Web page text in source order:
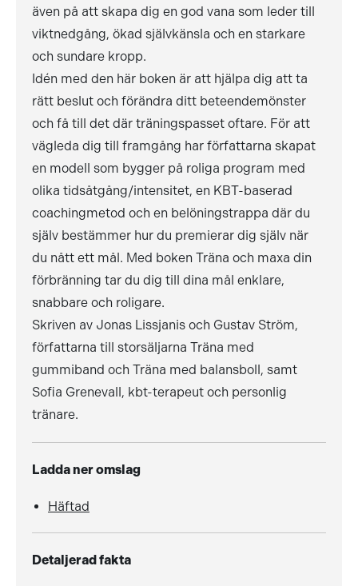
även på att skapa dig en god vana som leder till
viktnedgång, ökad självkänsla och en starkare
och sundare kropp.
Idén med den här boken är att hjälpa dig att ta
rätt beslut och förändra ditt beteendemönster
och få till det där träningspasset oftare. För att
vägleda dig till framgång har författarna skapat
en modell som bygger på roliga program med
olika tidsåtgång/intensitet, en KBT-baserad
coachingmetod och en belöningstrappa där du
själv bestämmer hur du premierar dig själv när
du nått ett mål. Med boken Träna och maxa din
förbränning tar du dig till dina mål enklare,
snabbare och roligare.
Skriven av Jonas Lissjanis och Gustav Ström,
författarna till storsäljarna Träna med
gummiband och Träna med balansboll, samt
Sofia Grenevall, kbt-terapeut och personlig
tränare.
Ladda ner omslag
Häftad
Detaljerad fakta